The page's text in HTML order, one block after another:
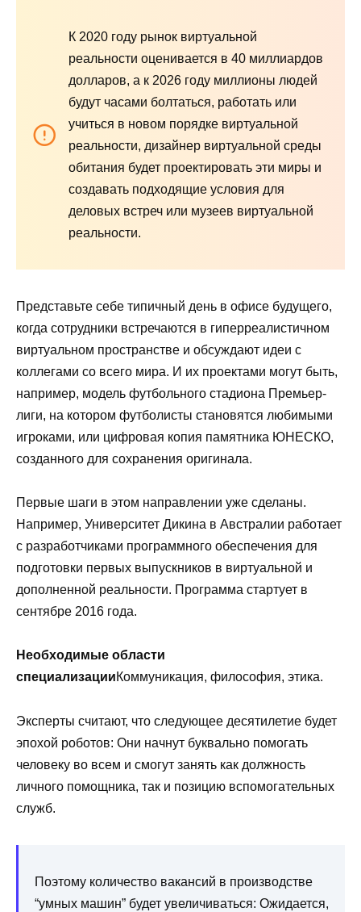
К 2020 году рынок виртуальной
реальности оценивается в 40 миллиардов
долларов, а к 2026 году миллионы людей
будут часами болтаться, работать или
учиться в новом порядке виртуальной
реальности, дизайнер виртуальной среды
обитания будет проектировать эти миры и
создавать подходящие условия для
деловых встреч или музеев виртуальной
реальности.
Представьте себе типичный день в офисе будущего,
когда сотрудники встречаются в гиперреалистичном
виртуальном пространстве и обсуждают идеи с
коллегами со всего мира. И их проектами могут быть,
например, модель футбольного стадиона Премьер-
лиги, на котором футболисты становятся любимыми
игроками, или цифровая копия памятника ЮНЕСКО,
созданного для сохранения оригинала.
Первые шаги в этом направлении уже сделаны.
Например, Университет Дикина в Австралии работает
с разработчиками программного обеспечения для
подготовки первых выпускников в виртуальной и
дополненной реальности. Программа стартует в
сентябре 2016 года.
Необходимые области
специализацииКоммуникация, философия, этика.
Эксперты считают, что следующее десятилетие будет
эпохой роботов: Они начнут буквально помогать
человеку во всем и смогут занять как должность
личного помощника, так и позицию вспомогательных
служб.
Поэтому количество вакансий в производстве
“умных машин” будет увеличиваться: Ожидается,